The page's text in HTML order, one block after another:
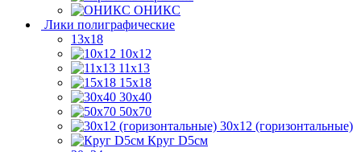
ОНИКС
Лики полиграфические
13x18
10x12
11х13
15х18
30x40
50x70
30x12 (горизонтальные)
Круг D5см